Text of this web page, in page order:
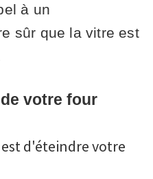
à un
sûr que la vitre est
votre four
d'éteindre votre